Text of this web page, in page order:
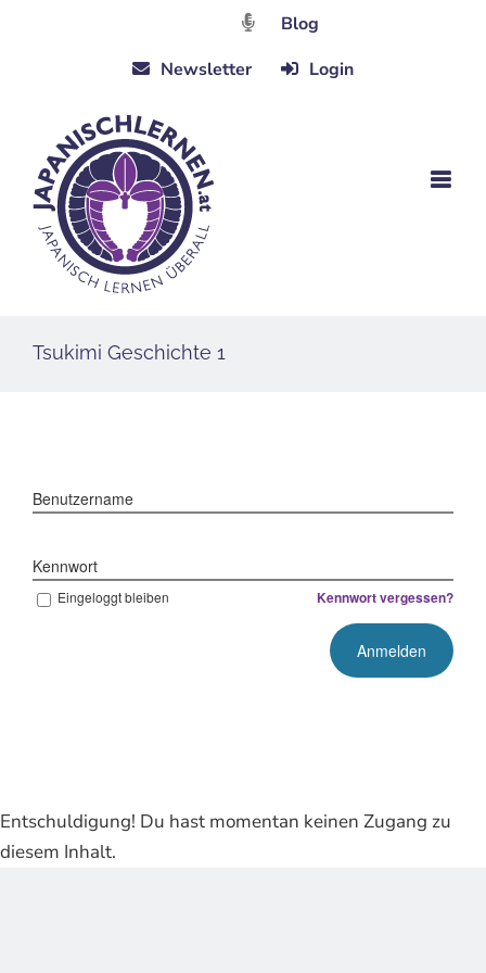
Blog
Newsletter
Login
Tsukimi Geschichte 1
Benutzername
Kennwort
Eingeloggt bleiben Kennwort vergessen?
Entschuldigung! Du hast momentan keinen Zugang zu
diesem Inhalt.